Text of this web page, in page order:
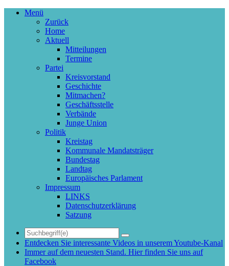
Menü
Zurück
Home
Aktuell
Mitteilungen
Termine
Partei
Kreisvorstand
Geschichte
Mitmachen?
Geschäftsstelle
Verbände
Junge Union
Politik
Kreistag
Kommunale Mandatsträger
Bundestag
Landtag
Europäisches Parlament
Impressum
LINKS
Datenschutzerklärung
Satzung
Entdecken Sie interessante Videos in unserem Youtube-Kanal
Immer auf dem neuesten Stand. Hier finden Sie uns auf
Facebook